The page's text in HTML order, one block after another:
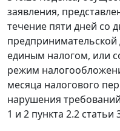
заявления,
течение пяти дней со
предпринимательской
единым налогом, или
режим
месяца налогового
нарушения
1 и 2 пункта 2.2 статьи